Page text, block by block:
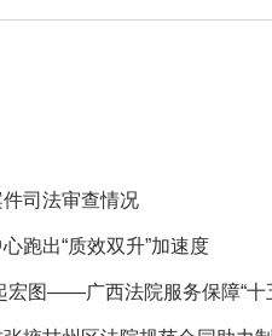
司法审查情况
跑出“质效双升”加速度
宏图——广西法院服务保障“十